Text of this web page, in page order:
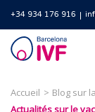
+34 934 176 916
Barcelona
IVF
Accueil Blog sur
Actualités sur le